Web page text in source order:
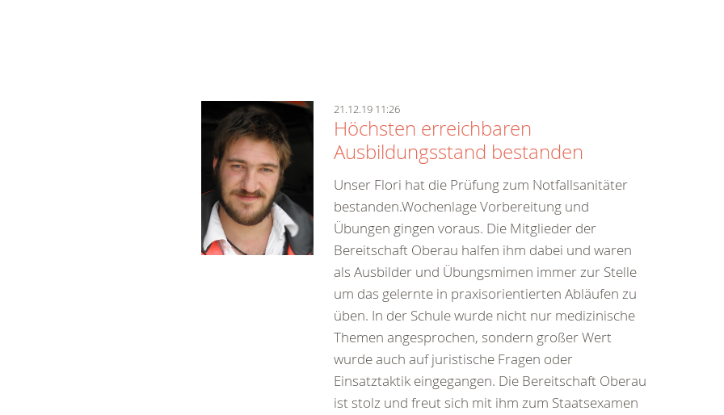
21.12.19 11:26
Höchsten erreichbaren
Ausbildungsstand bestanden
Unser Flori hat die Prüfung zum Notfallsanitäter
bestanden.Wochenlage Vorbereitung und
Übungen gingen voraus. Die Mitglieder der
Bereitschaft Oberau halfen ihm dabei und waren
als Ausbilder und Übungsmimen immer zur Stelle
um das gelernte in praxisorientierten Abläufen zu
üben. In der Schule wurde nicht nur medizinische
Themen angesprochen, sondern großer Wert
wurde auch auf juristische Fragen oder
Einsatztaktik eingegangen. Die Bereitschaft Oberau
ist stolz und freut sich mit ihm zum Staatsexamen